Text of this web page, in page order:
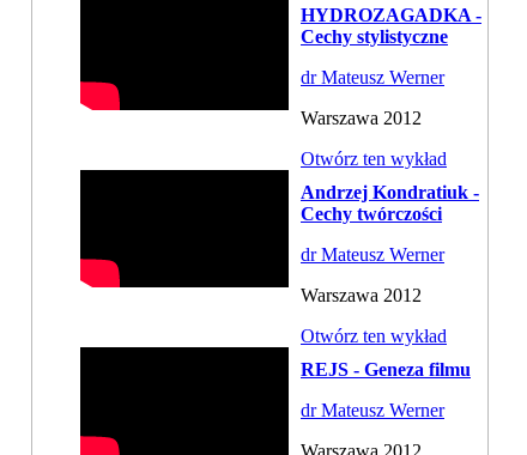
HYDROZAGADKA -
Cechy stylistyczne
dr Mateusz Werner
Warszawa 2012
Otwórz ten wykład
Andrzej Kondratiuk -
Cechy twórczości
dr Mateusz Werner
Warszawa 2012
Otwórz ten wykład
REJS - Geneza filmu
dr Mateusz Werner
Warszawa 2012